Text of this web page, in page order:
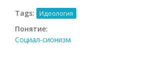
Tags: Идеология
Понятие:
Социал-сионизм